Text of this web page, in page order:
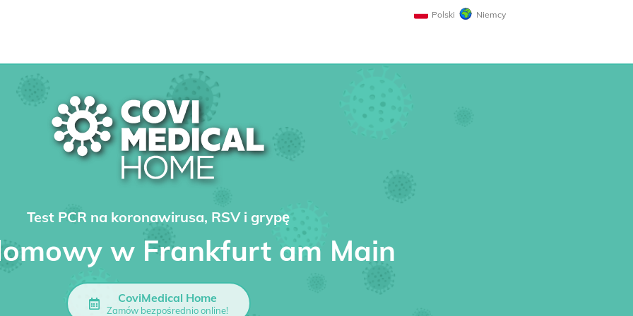
Polski Niemcy
Test PCR na koronawirusa, RSV i grypę
w Frankfurt am Main
CoviMedical Home
Zamów bezpośrednio online!